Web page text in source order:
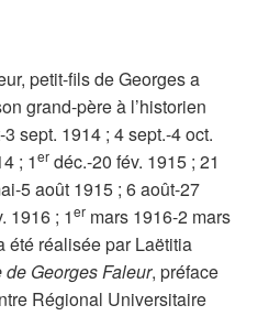
petit-fils de Georges a
grand-père à l’historien
sept. 1914 ; 4 sept.-4 oct.
; 1er déc.-20 fév. 1915 ; 21
5 août 1915 ; 6 août-27
1916 ; 1er mars 1916-2 mars
été réalisée par Laëtitia
Georges Faleur, préface
Régional Universitaire